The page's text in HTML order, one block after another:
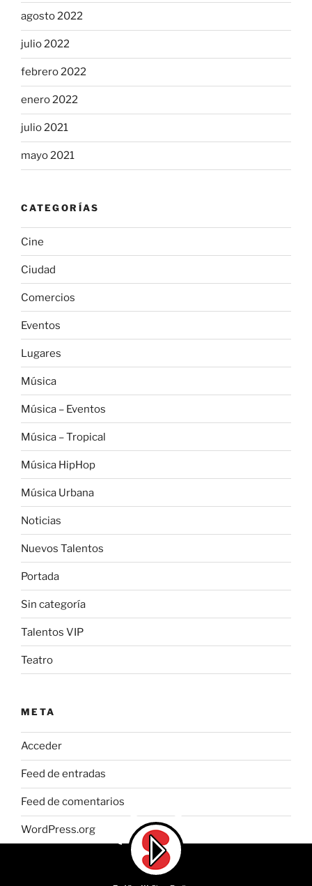
agosto 2022
julio 2022
febrero 2022
enero 2022
julio 2021
mayo 2021
CATEGORÍAS
Cine
Ciudad
Comercios
Eventos
Lugares
Música
Música – Eventos
Música – Tropical
Música HipHop
Música Urbana
Noticias
Nuevos Talentos
Portada
Sin categoría
Talentos VIP
Teatro
META
Acceder
Feed de entradas
Feed de comentarios
WordPress.org